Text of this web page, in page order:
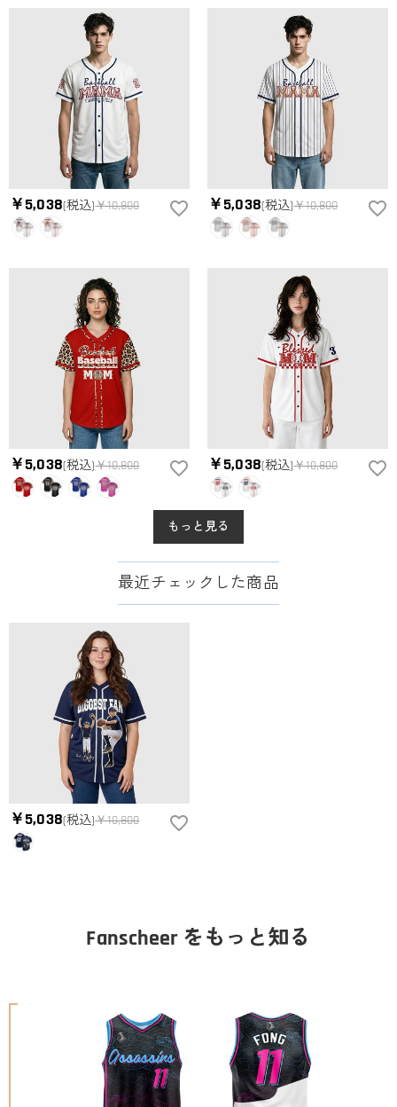
￥5,038(税込)￥10,800 ￥5,038(税込)￥10,800
￥5,038(税込)￥10,800 ￥5,038(税込)￥10,800
もっと見る
最近チェックした商品
￥5,038(税込)￥10,800
Fanscheer をもっと知る